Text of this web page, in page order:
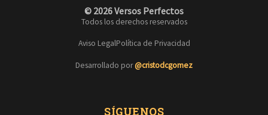
© 2026 Versos Perfectos
Todos los derechos reservados
Aviso LegalPolítica de Privacidad
Desarrollado por@cristodcgomez
SÍGUENOS